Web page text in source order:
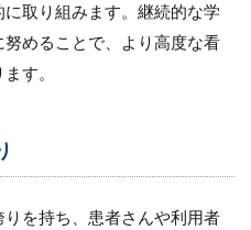
取り組みます。継続的な学
めることで、より高度な看
す。
を持ち、患者さんや利用者